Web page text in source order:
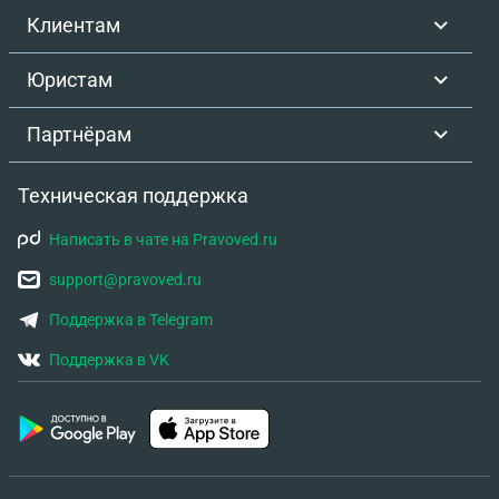
Клиентам
Юристам
Партнёрам
Техническая поддержка
Написать в чате на Pravoved.ru
support@pravoved.ru
Поддержка в Telegram
Поддержка в VK